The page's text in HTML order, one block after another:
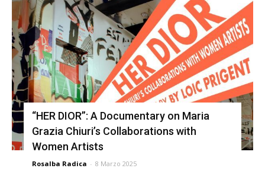
“HER DIOR”: A Documentary on Maria
Grazia Chiuri’s Collaborations with
Women Artists
Rosalba Radica - 8 Marzo 2025